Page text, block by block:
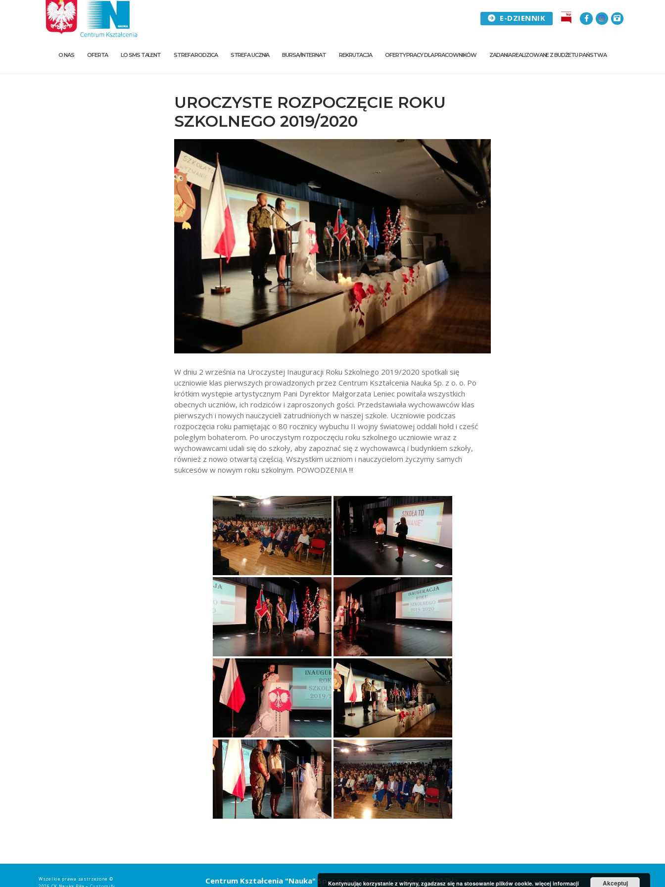
E-DZIENNIK
O NAS OFERTA LO SMS TALENT STREFA RODZICA STREFA UCZNIA BURSA/INTERNAT REKRUTACJA OFERTY PRACY DLA PRACOWNIKÓW ZADANIA REALIZOWANE Z BUDŻETU PAŃSTWA
O nas
Oferta
LO SMS Talent
Oferty pracy dla pracowników
Zadania realizowane z budżetu państwa
UROCZYSTE ROZPOCZĘCIE ROKU
SZKOLNEGO 2019/2020
W dniu 2 września na Uroczystej Inauguracji Roku Szkolnego 2019/2020 spotkali się
uczniowie klas pierwszych prowadzonych przez Centrum Kształcenia Nauka Sp. z o. o. Po
krótkim występie artystycznym Pani Dyrektor Małgorzata Leniec powitała wszystkich
obecnych uczniów, ich rodziców i zaproszonych gości. Przedstawiała wychowawców klas
pierwszych i nowych nauczycieli zatrudnionych w naszej szkole. Uczniowie podczas
rozpoczęcia roku pamiętając o 80 rocznicy wybuchu II wojny światowej oddali hołd i cześć
poległym bohaterom. Po uroczystym rozpoczęciu roku szkolnego uczniowie wraz z
wychowawcami udali się do szkoły, aby zapoznać się z wychowawcą i budynkiem szkoły,
również z nowo otwartą częścią. Wszystkim uczniom i nauczycielom życzymy samych
sukcesów w nowym roku szkolnym. POWODZENIA !!!
Wszelkie prawa zastrzeżone ©
Centrum Kształcenia "Nauka" Sp. z o.o.ul. Warsztatowa 6, 64-920 Piła
RODO
Kontynuując korzystanie z witryny, zgadzasz się na stosowanie plików cookie. więcej informacji Akceptuj